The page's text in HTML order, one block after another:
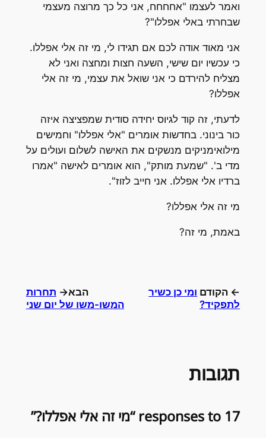
ואמר לעצמו "אחחחח, אני כל כך מרוצה מעצמי
שבחרתי באלי אפללו"?
אני מאוד אודה לכם אם תגידו לי, מי זה אלי אפללו.
כי עכשיו יום שישי, השעה חצות ומחצה ואני לא
מצליח להירדם כי אני שואל את עצמי, מי זה אלי
אפללו?
לדעתי, זה קוד לגיוס יחידה סודית שמפציצה איזה
כור בינוני. בחדשות אומרים "אלי אפללו" וחמישים
מילואימניקים מנשקים את האישה לשלום ועולים על
מדי ב'. "שמעת מותק", הוא אומרים לאישה "אמרו
ברדיו אלי אפללו. אני חייב לזוז".
מי זה אלי אפללו?
באמת, מי זה?
← הקודם ומי כן כשיר
לתפקיד?
הבא→ תחרות
המשו-משו של יום שני
תגובות
17 responses to “מי זה אלי אפללו?”